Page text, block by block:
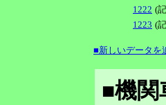
1222 (
1223 (
■新しいデータを
■機